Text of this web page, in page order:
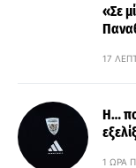
«Σε
17
Η…
1 ΏΡΑ